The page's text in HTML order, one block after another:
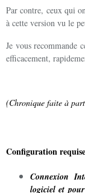
Par contre, ceux qui
à cette version vu le
Je vous recommande
efficacement,
(Chronique faite à
Configuration requise
Connexion
logiciel et